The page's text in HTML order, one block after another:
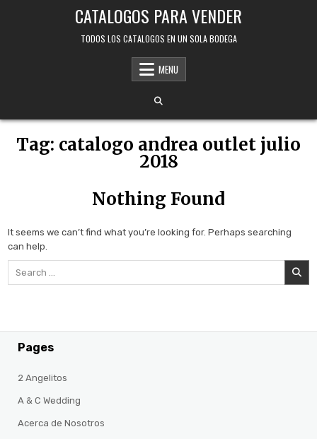
CATALOGOS PARA VENDER
TODOS LOS CATALOGOS EN UN SOLA BODEGA
MENU
Tag: catalogo andrea outlet julio
2018
Nothing Found
It seems we can’t find what you’re looking for. Perhaps searching
can help.
Pages
2 Angelitos
A & C Wedding
Acerca de Nosotros